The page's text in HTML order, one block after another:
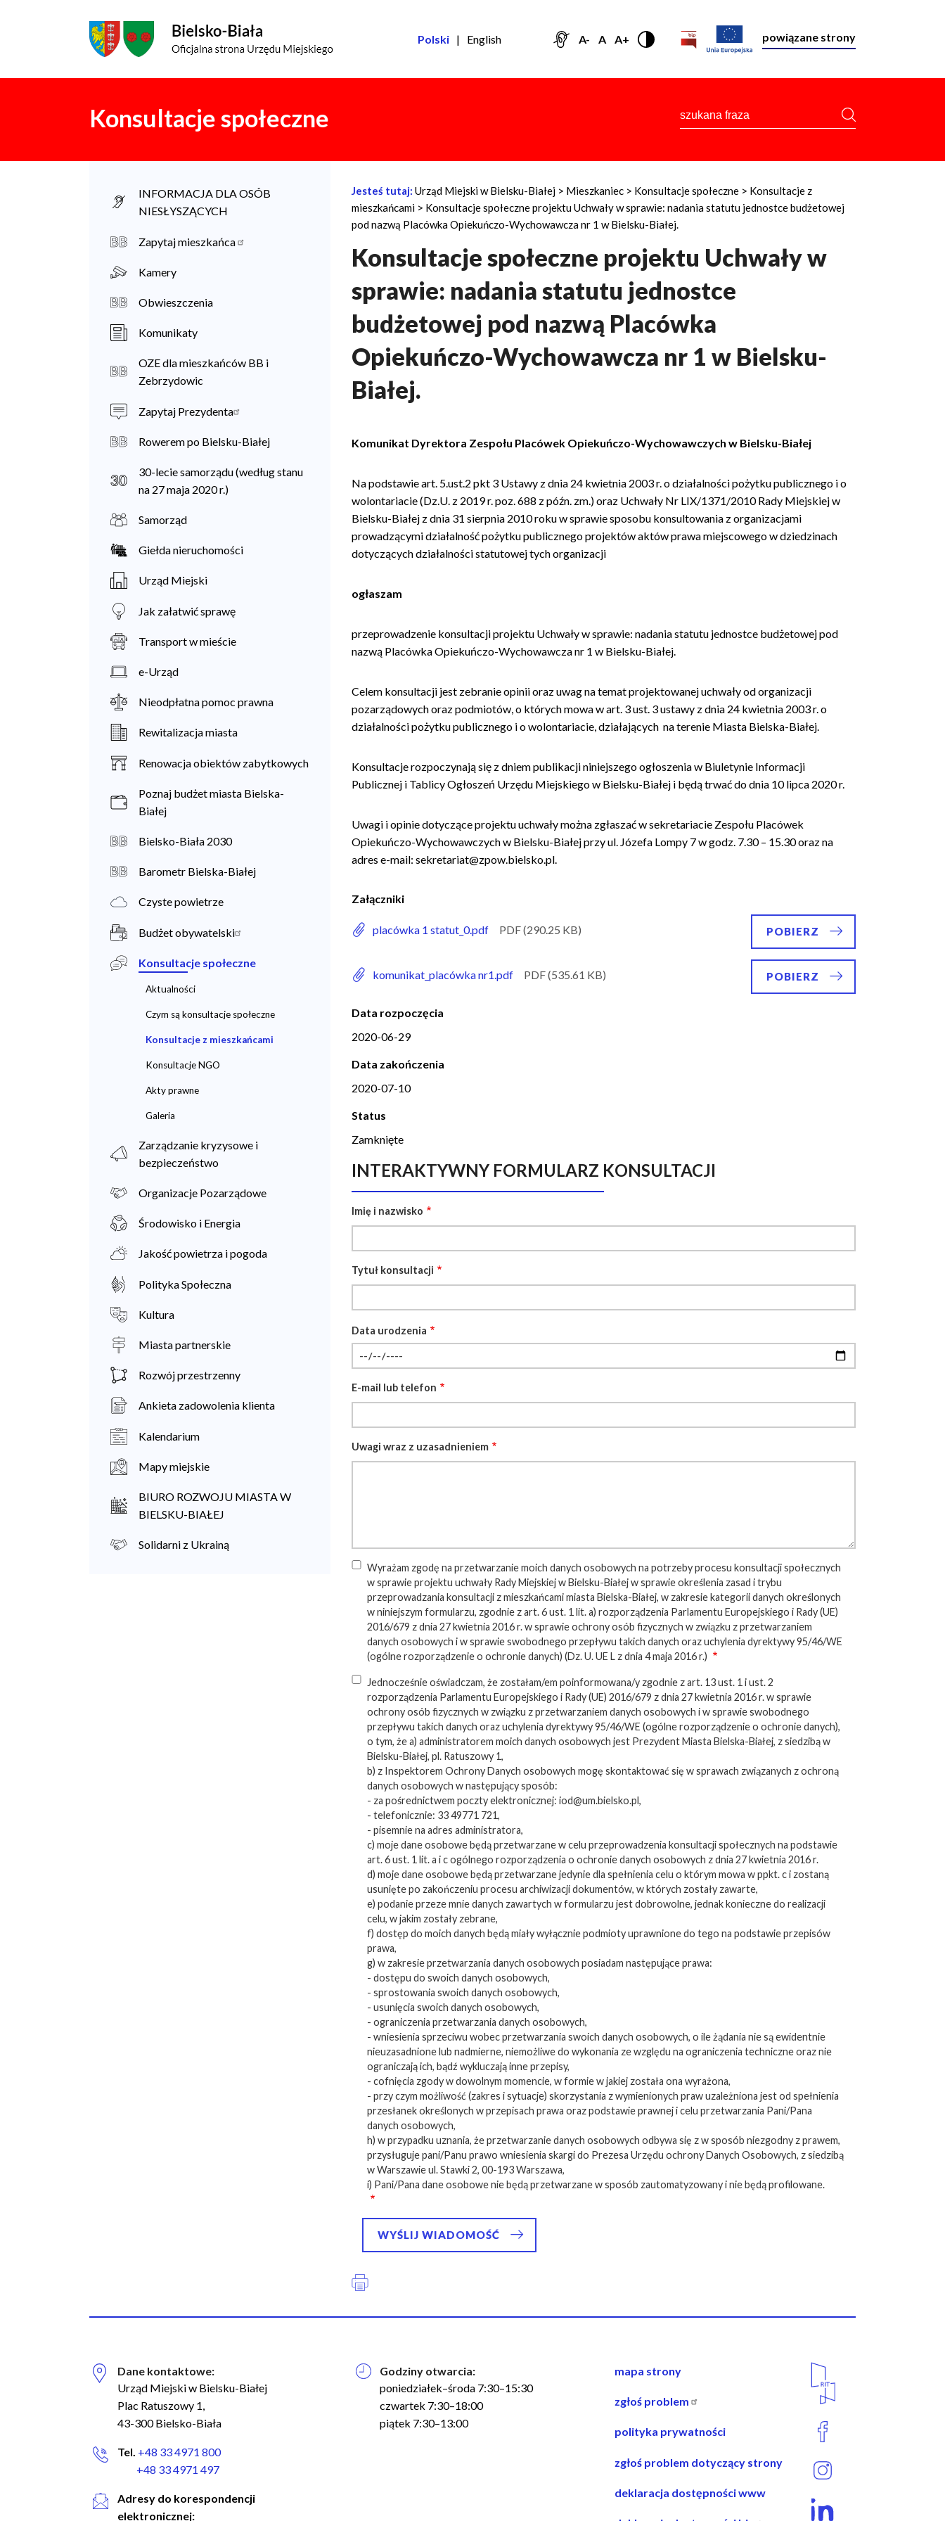
Polski English A- A A+ powiązane strony
Konsultacje społeczne
szukana
M
e
s
k
a
i
e
INFORMACJA DLA OSÓB
NIESŁYSZĄCYCH
Zapytaj mieszkańca
Kamery
Obwieszczenia
Komunikaty
OZE dla mieszkańców BB i
Zebrzydowic
Zapytaj Prezydenta
Rowerem po Bielsku-Białej
30-lecie samorządu (według stanu
na 27 maja 2020 r.)
Samorząd
Giełda nieruchomości
Urząd Miejski
Jak załatwić sprawę
Transport w mieście
e-Urząd
Nieodpłatna pomoc prawna
Rewitalizacja miasta
Renowacja obiektów zabytkowych
Poznaj budżet miasta Bielska-
Białej
Bielsko-Biała 2030
Barometr Bielska-Białej
Czyste powietrze
Budżet obywatelski
Konsultacje społeczne
Aktualności
Czym są konsultacje społeczne
Konsultacje z mieszkańcami
Konsultacje NGO
Akty prawne
Galeria
Zarządzanie kryzysowe i
bezpieczeństwo
Organizacje Pozarządowe
Środowisko i Energia
Jakość powietrza i pogoda
Polityka Społeczna
Kultura
Miasta partnerskie
Rozwój przestrzenny
Ankieta zadowolenia klienta
Kalendarium
Mapy miejskie
BIURO ROZWOJU MIASTA W
BIELSKU-BIAŁEJ
Solidarni z Ukrainą
Ś
c
e
ż
k
a
n
a
w
g
a
c
y
j
a
Jesteś tutaj: Urząd Miejski w Bielsku-Białej Mieszkaniec Konsultacje społeczne
Konsultacje z
mieszkańcami
Konsultacje społeczne projektu Uchwały w sprawie: nadania statutu jednostce budżetowej
pod nazwą Placówka Opiekuńczo-Wychowawcza nr 1 w Bielsku-Białej.
Konsultacje społeczne projektu Uchwały w
sprawie: nadania statutu jednostce
budżetowej pod nazwą Placówka
Opiekuńczo-Wychowawcza nr 1 w Bielsku-
Białej.
Komunikat Dyrektora Zespołu Placówek Opiekuńczo-Wychowawczychw Bielsku-Białej
Na podstawie art. 5.ust.2 pkt 3 Ustawy z dnia 24 kwietnia 2003 r. o działalności pożytku publicznego i o
wolontariacie (Dz.U. z 2019 r. poz. 688 z późn. zm.) oraz Uchwały Nr LIX/1371/2010 Rady Miejskiej w
Bielsku-Białej z dnia 31 sierpnia 2010 roku w sprawie sposobu konsultowania z organizacjami
prowadzącymi działalność pożytku publicznego projektów aktów prawa miejscowego w dziedzinach
dotyczących działalności statutowej tych organizacji
ogłaszam
przeprowadzenie konsultacji projektu Uchwały w sprawie: nadania statutu jednostce budżetowej pod
nazwą Placówka Opiekuńczo-Wychowawcza nr 1 w Bielsku-Białej.
Celem konsultacji jest zebranie opinii oraz uwag na temat projektowanej uchwały od organizacji
pozarządowych oraz podmiotów, o których mowa w art. 3 ust. 3 ustawy z dnia 24 kwietnia 2003 r. o
działalności pożytku publicznego i o wolontariacie, działających na terenie Miasta Bielska-Białej.
Konsultacje rozpoczynają się z dniem publikacji niniejszego ogłoszenia w Biuletynie Informacji
Publicznej i Tablicy Ogłoszeń Urzędu Miejskiego w Bielsku-Białej i będą trwać do dnia 10 lipca 2020 r.
Uwagi i opinie dotyczące projektu uchwały można zgłaszać w sekretariacie Zespołu Placówek
Opiekuńczo-Wychowawczych w Bielsku-Białej przy ul. Józefa Lompy 7 w godz. 7.30 – 15.30 oraz na
adres e-mail:sekretariat@zpow.bielsko.pl.
Załączniki
placówka 1 statut_0.pdf POBIERZ
komunikat_placówka nr1.pdf POBIERZ
Data rozpoczęcia
2020-06-29
Data zakończenia
2020-07-10
Status
Zamknięte
INTERAKTYWNY FORMULARZ KONSULTACJI
Imię i nazwisko
Tytuł konsultacji
Data urodzenia
a
a
E-mail lub telefon
Uwagi wraz z uzasadnieniem
Wyrażam zgodę na przetwarzanie moich danych osobowych na potrzeby procesu konsultacji społecznych
w sprawie projektu uchwały Rady Miejskiej w Bielsku-Białej w sprawie określenia zasad i trybu
przeprowadzania konsultacji z mieszkańcami miasta Bielska-Białej, w zakresie kategorii danych określonych
w niniejszym formularzu, zgodnie z art. 6 ust. 1 lit. a) rozporządzenia Parlamentu Europejskiego i Rady (UE)
2016/679 z dnia 27 kwietnia 2016 r. w sprawie ochrony osób fizycznych w związku z przetwarzaniem
danych osobowych i w sprawie swobodnego przepływu takich danych oraz uchylenia dyrektywy 95/46/WE
(ogólne rozporządzenie o ochronie danych) (Dz. U. UE L z dnia 4 maja 2016 r.)
Jednocześnie oświadczam, że zostałam/em poinformowana/y zgodnie z art. 13 ust. 1 i ust. 2
rozporządzenia Parlamentu Europejskiego i Rady (UE) 2016/679 z dnia 27 kwietnia 2016 r. w sprawie
ochrony osób fizycznych w związku z przetwarzaniem danych osobowych i w sprawie swobodnego
przepływu takich danych oraz uchylenia dyrektywy 95/46/WE (ogólne rozporządzenie o ochronie danych),
o tym, że a) administratorem moich danych osobowych jest Prezydent Miasta Bielska-Białej, z siedzibą w
Bielsku-Białej, pl. Ratuszowy 1,
b) z Inspektorem Ochrony Danych osobowych mogę skontaktować się w sprawach związanych z ochroną
danych osobowych w następujący sposób:
- za pośrednictwem poczty elektronicznej: iod@um.bielsko.pl,
- telefonicznie: 33 49771 721,
- pisemnie na adres administratora,
c) moje dane osobowe będą przetwarzane w celu przeprowadzenia konsultacji społecznych na podstawie
art. 6 ust. 1 lit. a i c ogólnego rozporządzenia o ochronie danych osobowych z dnia 27 kwietnia 2016 r.
d) moje dane osobowe będą przetwarzane jedynie dla spełnienia celu o którym mowa w ppkt. c i zostaną
usunięte po zakończeniu procesu archiwizacji dokumentów, w których zostały zawarte,
e) podanie przeze mnie danych zawartych w formularzu jest dobrowolne, jednak konieczne do realizacji
celu, w jakim zostały zebrane,
f) dostęp do moich danych będą miały wyłącznie podmioty uprawnione do tego na podstawie przepisów
prawa,
g) w zakresie przetwarzania danych osobowych posiadam następujące prawa:
- dostępu do swoich danych osobowych,
- sprostowania swoich danych osobowych,
- usunięcia swoich danych osobowych,
- ograniczenia przetwarzania danych osobowych,
- wniesienia sprzeciwu wobec przetwarzania swoich danych osobowych, o ile żądania nie są ewidentnie
nieuzasadnione lub nadmierne, niemożliwe do wykonania ze względu na ograniczenia techniczne oraz nie
ograniczają ich, bądź wykluczają inne przepisy,
- cofnięcia zgody w dowolnym momencie, w formie w jakiej została ona wyrażona,
- przy czym możliwość (zakres i sytuacje) skorzystania z wymienionych praw uzależniona jest od spełnienia
przesłanek określonych w przepisach prawa oraz podstawie prawnej i celu przetwarzania Pani/Pana
danych osobowych,
h) w przypadku uznania, że przetwarzanie danych osobowych odbywa się z w sposób niezgodny z prawem,
przysługuje pani/Panu prawo wniesienia skargi do Prezesa Urzędu ochrony Danych Osobowych, z siedzibą
w Warszawie ul. Stawki 2, 00-193 Warszawa,
i) Pani/Pana dane osobowe nie będą przetwarzane w sposób zautomatyzowany i nie będą profilowane.
Dane kontaktowe:
Urząd Miejski w Bielsku-Białej
Plac Ratuszowy 1,
43-300 Bielsko-Biała
Tel. +48 33 4971 800
+48 33 4971 497
Adresy do korespondencji
elektronicznej:
Godziny otwarcia:
poniedziałek–środa 7:30–15:30
czwartek 7:30–18:00
piątek 7:30–13:00
nawigacja
stopce
mapa strony
zgłoś problem
polityka prywatności
zgłoś problem dotyczący strony
deklaracja dostępności www
Media
Społecznościowe
Biuro Regionalnych Inwestycji Terytorialnych
Facebook
Instagram
Linkedin